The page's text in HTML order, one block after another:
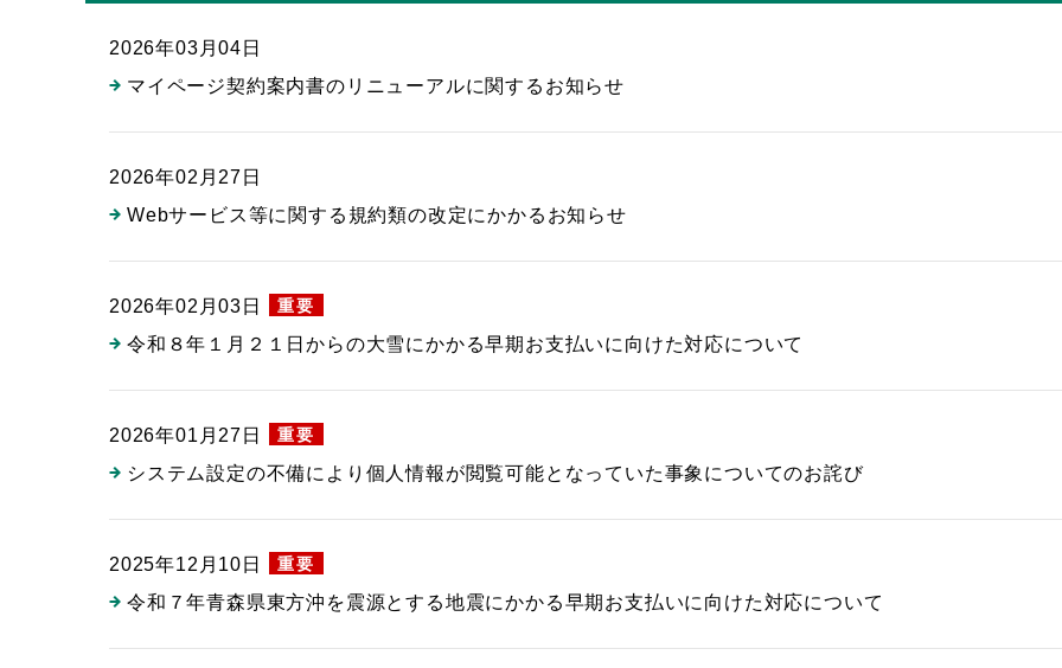
2026年03月04日
マイページ契約案内書のリニューアルに関するお知らせ
2026年02月27日
Webサービス等に関する規約類の改定にかかるお知らせ
2026年02月03日 重要
令和８年１月２１日からの大雪にかかる早期お支払いに向けた対応について
2026年01月27日 重要
システム設定の不備により個人情報が閲覧可能となっていた事象についてのお詫び
2025年12月10日 重要
令和７年青森県東方沖を震源とする地震にかかる早期お支払いに向けた対応について